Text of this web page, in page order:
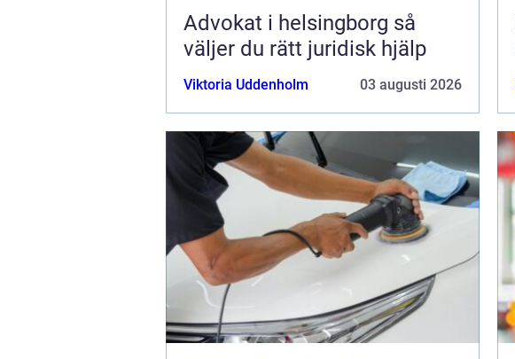
Advokat i helsingborg så
väljer du rätt juridisk hjälp
Viktoria Uddenholm 03 augusti 2026